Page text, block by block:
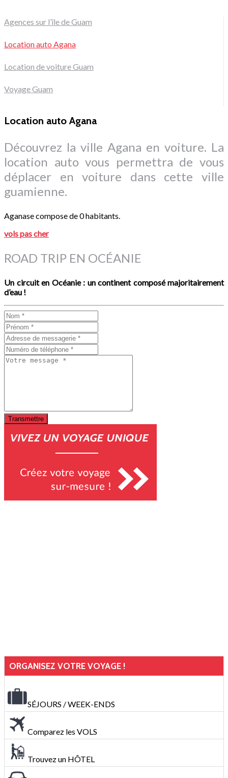
Agences sur l’île de Guam
Location auto Agana
Location de voiture Guam
Voyage Guam
Location auto Agana
Découvrez la ville Agana en voiture. La
location auto vous permettra de vous
déplacer en voiture dans cette ville
guamienne.
Aganase compose de 0 habitants.
vols pas cher
ROAD TRIP EN OCÉANIE
Un circuit en Océanie : un continent composé majoritairement
d’eau !
ORGANISEZ VOTRE VOYAGE !
SÉJOURS / WEEK-ENDS
Comparez les VOLS
Trouvez un HÔTEL